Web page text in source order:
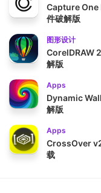
Capture One
件破解版
图形设计
CorelDRAW
解版
Apps
Dynamic
解版
Apps
CrossOver
载